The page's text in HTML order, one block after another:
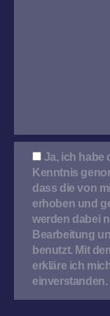
Ja, ich habe
Kenntnis
dass die von
erhoben und
werden dabei
Bearbeitung
benutzt. Mit
erkläre ich
einverstanden.